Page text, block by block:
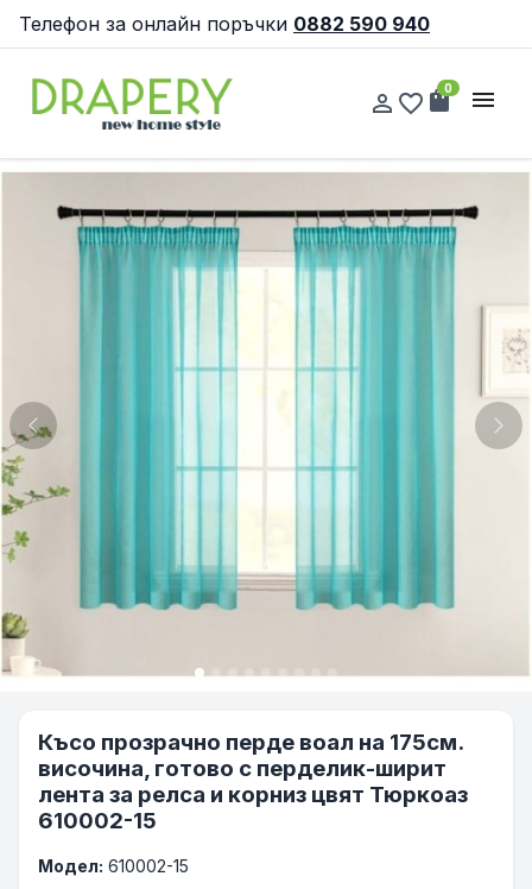
Телефон за онлайн поръчки 0882 590 940
person_outline favorite_border shopping_bag
0 menu
Previous
Късо прозрачно перде воал на 175см.
височина, готово с перделик-ширит
лента за релса и корниз цвят Тюркоаз
610002-15
Модел: 610002-15